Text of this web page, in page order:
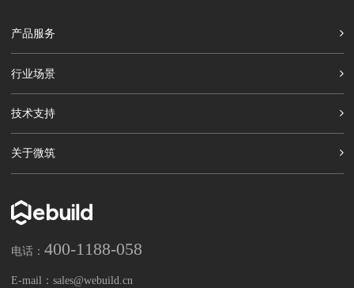
产品服务
行业场景
技术支持
关于微筑
电话： 400-1188-058
E-mail： sales@webuild.cn